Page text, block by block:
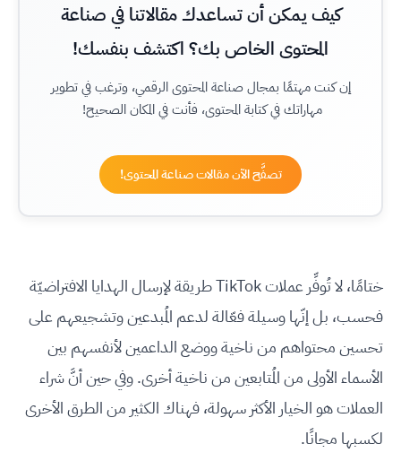
كيف يمكن أن تساعدك مقالاتنا في صناعة
المحتوى الخاص بك؟ اكتشف بنفسك!
إن كنت مهتمًا بمجال صناعة المحتوى الرقمي، وترغب في تطوير
مهاراتك في كتابة المحتوى، فأنت في المكان الصحيح!
تصفَّح الآن مقالات صناعة المحتوى!
ختامًا، لا تُوفِّر عملات TikTok طريقة لإرسال الهدايا الافتراضيّة
فحسب، بل إنّها وسيلة فعّالة لدعم المُبدعين وتشجيعهم على
تحسين محتواهم من ناخية ووضع الداعمين لأنفسهم بين
الأسماء الأولى من المُتابعين من ناخية أخرى. وفي حين أنَّ شراء
العملات هو الخيار الأكثر سهولة، فهناك الكثير من الطرق الأخرى
لكسبها مجانًا.